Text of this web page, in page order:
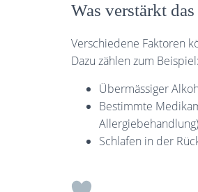
Was verstärkt
Verschiedene Faktoren
Dazu zählen zum Beispiel:
Übermässiger
Bestimmte
Allergiebehandlung)
Schlafen in der